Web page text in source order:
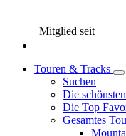
Mitglied seit
Touren & Tracks
Suchen
Die
Die Top
Gesamtes